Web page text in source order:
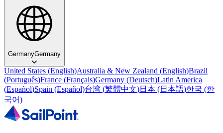
GermanyGermany
United States (English)Australia & New Zealand (English)Brazil
(Português)France (Français)Germany (Deutsch)Latin America
(Español)Spain (Español)台湾 (繁體中文)日本 (日本語)한국 (한
국어)